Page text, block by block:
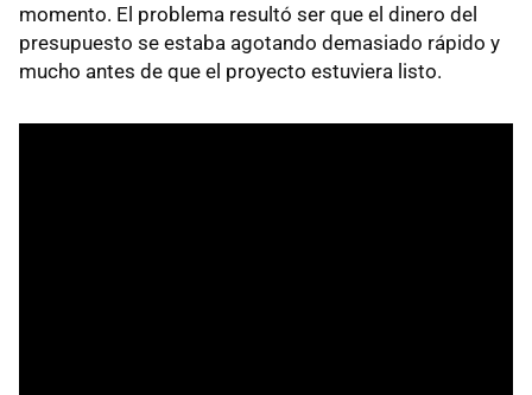
momento. El problema resultó ser que el dinero del
presupuesto se estaba agotando demasiado rápido y
mucho antes de que el proyecto estuviera listo.